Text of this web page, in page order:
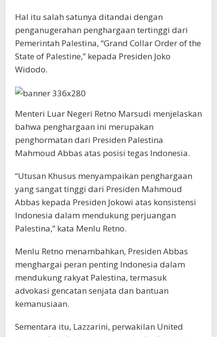
Hal itu salah satunya ditandai dengan
penganugerahan penghargaan tertinggi dari
Pemerintah Palestina, “Grand Collar Order of the
State of Palestine,” kepada Presiden Joko
Widodo.
Menteri Luar Negeri Retno Marsudi menjelaskan
bahwa penghargaan ini merupakan
penghormatan dari Presiden Palestina
Mahmoud Abbas atas posisi tegas Indonesia.
“Utusan Khusus menyampaikan penghargaan
yang sangat tinggi dari Presiden Mahmoud
Abbas kepada Presiden Jokowi atas konsistensi
Indonesia dalam mendukung perjuangan
Palestina,” kata Menlu Retno.
Menlu Retno menambahkan, Presiden Abbas
menghargai peran penting Indonesia dalam
mendukung rakyat Palestina, termasuk
advokasi gencatan senjata dan bantuan
kemanusiaan.
Sementara itu, Lazzarini, perwakilan United